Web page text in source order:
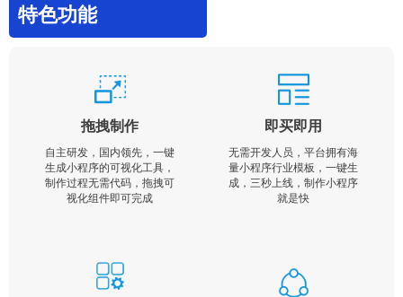
特色功能
拖拽制作
自主研发，国内领先，一键
生成小程序的可视化工具，
制作过程无需代码，拖拽可
视化组件即可完成
即买即用
无需开发人员，平台拥有海
量小程序行业模板，一键生
成，三秒上线，制作小程序
就是快